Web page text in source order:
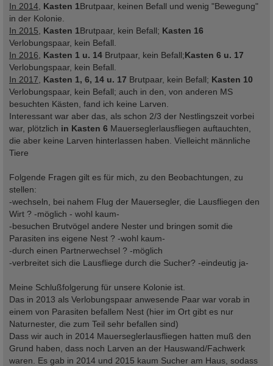
In 2014 Kasten 1Brutpaar, keinen Befall und wenig "Bewegung"
in der Kolonie.
In 2015
Kasten 1Brutpaar, kein Befall; Kasten 16
Verlobungspaar, kein Befall.
In 2016
Kasten 1 u. 14 Brutpaar, kein Befall;Kasten 6 u. 17
Verlobungspaar, kein Befall.
In 2017
Kasten 1, 6, 14 u. 17 Brutpaar, kein Befall; Kasten 10
Verlobungspaar, kein Befall; auch in den, von anderen MS
besuchten Kästen, fand ich keine Larven.
Interessant war aber das, als schon 2/3 der Nestlingszeit vorbei
war, plötzlich in Kasten 6 Mauerseglerlausfliegen auftauchten,
die aber keine Larven hinterlassen haben. Vielleicht männliche
Tiere
Folgende Fragen gilt es für mich, zu den Beobachtungen, zu
stellen:
-wechseln, bei nahem Flug der Mauersegler, die Lausfliegen den
Wirt ? -möglich - wohl kaum-
-besuchen Brutvögel andere Nester und bringen somit die
Parasiten ins eigene Nest ? -wohl kaum-
-durch einen Partnerwechsel ? -möglich
-verbreitet sich die Lausfliege durch die Sucher? -eindeutig ja-
Meine Schlußfolgerung für unsere Kolonie ist.
Das in 2013 als Verlobungspaar anwesende Paar war vorab in
einem von Parasiten befallem Nest (hier im Ort gibt es nur
Naturnester, die zum Teil sehr befallen sind)
Dass wir auch in 2014 Mauerseglerlausfliegen hatten muß den
Grund haben, dass noch Larven an der Hauswand/Fachwerk
waren. Es gab in 2014 und 2015 kaum Sucher am Haus, sodass